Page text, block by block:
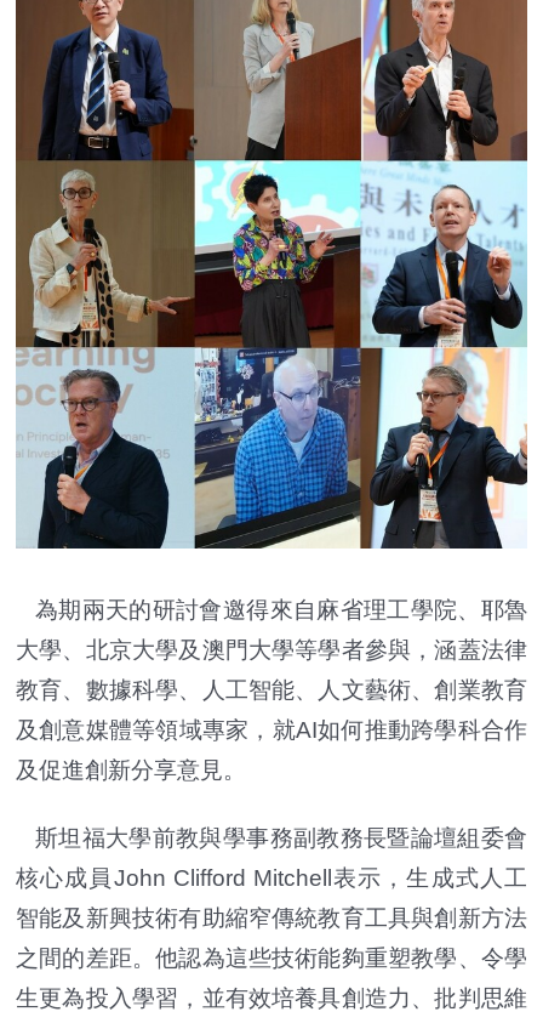
為期兩天的研討會邀得來自麻省理工學院、耶魯
大學、北京大學及澳門大學等學者參與，涵蓋法律
教育、數據科學、人工智能、人文藝術、創業教育
及創意媒體等領域專家，就AI如何推動跨學科合作
及促進創新分享意見。
斯坦福大學前教與學事務副教務長暨論壇組委會
核心成員John Clifford Mitchell表示，生成式人工
智能及新興技術有助縮窄傳統教育工具與創新方法
之間的差距。他認為這些技術能夠重塑教學、令學
生更為投入學習，並有效培養具創造力、批判思維